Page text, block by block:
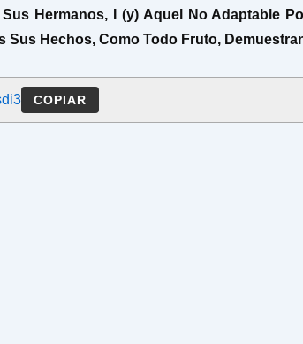
Hermanos, I (y) Aquel No Adaptable
Hechos, Como Todo Fruto,
COPIAR